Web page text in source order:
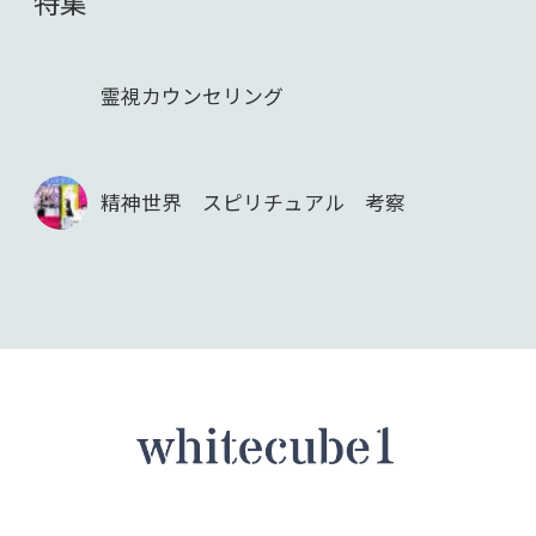
霊視カウンセリング
精神世界 スピリチュアル 考察